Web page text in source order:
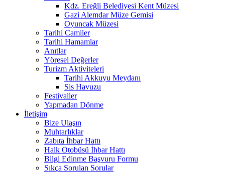
Kdz. Ereğli Belediyesi Kent Müzesi
Gazi Alemdar Müze Gemisi
Oyuncak Müzesi
Tarihi Camiler
Tarihi Hamamlar
Anıtlar
Yöresel Değerler
Turizm Aktiviteleri
Tarihi Akkuyu Meydanı
Sis Havuzu
Festivaller
Yapmadan Dönme
İletişim
Bize Ulaşın
Muhtarlıklar
Zabıta İhbar Hattı
Halk Otobüsü İhbar Hattı
Bilgi Edinme Başvuru Formu
Sıkça Sorulan Sorular